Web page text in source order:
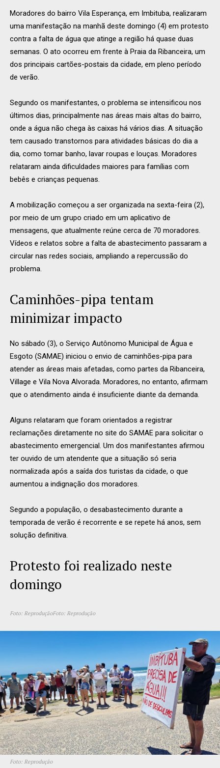
Moradores do bairro Vila Esperança, em Imbituba, realizaram
uma manifestação na manhã deste domingo (4) em protesto
contra a falta de água que atinge a região há quase duas
semanas. O ato ocorreu em frente à Praia da Ribanceira, um
dos principais cartões-postais da cidade, em pleno período
de verão.
Segundo os manifestantes, o problema se intensificou nos
últimos dias, principalmente nas áreas mais altas do bairro,
onde a água não chega às caixas há vários dias. A situação
tem causado transtornos para atividades básicas do dia a
dia, como tomar banho, lavar roupas e louças. Moradores
relataram ainda dificuldades maiores para famílias com
bebês e crianças pequenas.
A mobilização começou a ser organizada na sexta-feira (2),
por meio de um grupo criado em um aplicativo de
mensagens, que atualmente reúne cerca de 70 moradores.
Vídeos e relatos sobre a falta de abastecimento passaram a
circular nas redes sociais, ampliando a repercussão do
problema.
Caminhões-pipa tentam
minimizar impacto
No sábado (3), o Serviço Autônomo Municipal de Água e
Esgoto (SAMAE) iniciou o envio de caminhões-pipa para
atender as áreas mais afetadas, como partes da Ribanceira,
Village e Vila Nova Alvorada. Moradores, no entanto, afirmam
que o atendimento ainda é insuficiente diante da demanda.
Alguns relataram que foram orientados a registrar
reclamações diretamente no site do SAMAE para solicitar o
abastecimento emergencial. Um dos manifestantes afirmou
ter ouvido de um atendente que a situação só seria
normalizada após a saída dos turistas da cidade, o que
aumentou a indignação dos moradores.
Segundo a população, o desabastecimento durante a
temporada de verão é recorrente e se repete há anos, sem
solução definitiva.
Protesto foi realizado neste
domingo
Foto: ReproduçãoFoto: Reprodução
Foto: Reprodução